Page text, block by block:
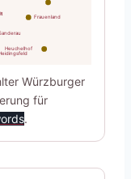
Frauenland
Heuchelhof
Würzburger
für
.